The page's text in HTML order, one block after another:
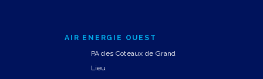
AIR ENERGIE OUEST
PA des Coteaux de Grand
Lieu